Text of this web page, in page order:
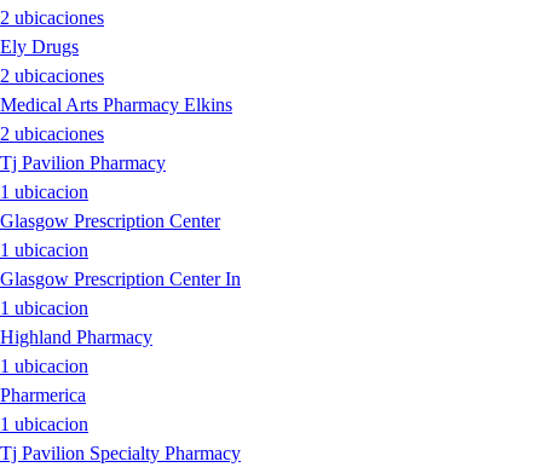
2 ubicaciones
Ely Drugs
2 ubicaciones
Medical Arts Pharmacy Elkins
2 ubicaciones
Tj Pavilion Pharmacy
1 ubicacion
Glasgow Prescription Center
1 ubicacion
Glasgow Prescription Center In
1 ubicacion
Highland Pharmacy
1 ubicacion
Pharmerica
1 ubicacion
Tj Pavilion Specialty Pharmacy